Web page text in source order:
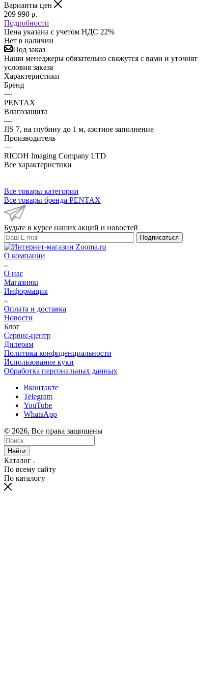
Варианты цен
209 990 р.
Подробности
Цена указана с учетом НДС 22%
Нет в наличии
Под заказ
Наши менеджеры обязательно свяжутся с вами и уточнят
условия заказа
Характеристики
Бренд
—
PENTAX
Влагозащита
—
JIS 7, на глубину до 1 м, азотное заполнение
Производитель
—
RICOH Imaging Company LTD
Все характеристики
Все товары категории
Все товары бренда PENTAX
Будьте в курсе наших акций и новостей
Подписаться
О компании
О нас
Магазины
Информация
Оплата и доставка
Новости
Блог
Сервис-центр
Дилерам
Политика конфиденциальности
Использование куки
Обработка персональных данных
Вконтакте
Telegram
YouTube
WhatsApp
© 2026, Все права защищены
Найти
Каталог
По всему сайту
По каталогу